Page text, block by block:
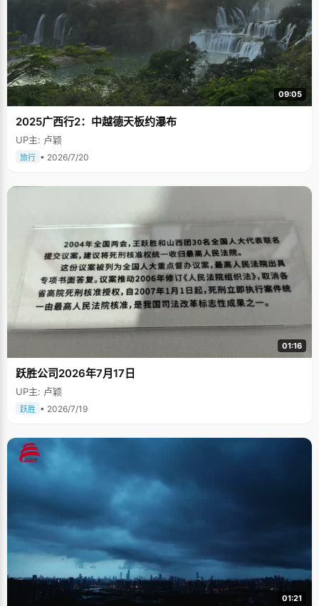
09:05
2025广西行2：中越德天板约瀑布
UP主: 卢颖
旅行 • 2026/7/20
01:16
跃胜公司2026年7月17日
UP主: 卢颖
跃胜 • 2026/7/19
01:21